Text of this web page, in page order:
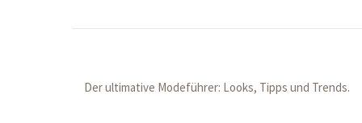
Der ultimative Modeführer: Looks, Tipps und Trends.